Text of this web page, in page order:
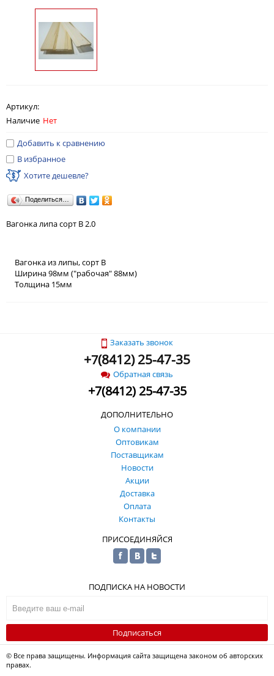
Артикул:
Наличие Нет
Добавить к сравнению
В избранное
Хотите дешевле?
Поделиться…
Вагонка липа сорт В 2.0
Вагонка из липы, сорт В
Ширина 98мм ("рабочая" 88мм)
Толщина 15мм
Заказать звонок
+7(8412) 25-47-35
Обратная связь
+7(8412) 25-47-35
ДОПОЛНИТЕЛЬНО
О компании
Оптовикам
Поставщикам
Новости
Акции
Доставка
Оплата
Контакты
ПРИСОЕДИНЯЙСЯ
ПОДПИСКА НА НОВОСТИ
Подписаться
© Все права защищены. Информация сайта защищена законом об авторских
правах.